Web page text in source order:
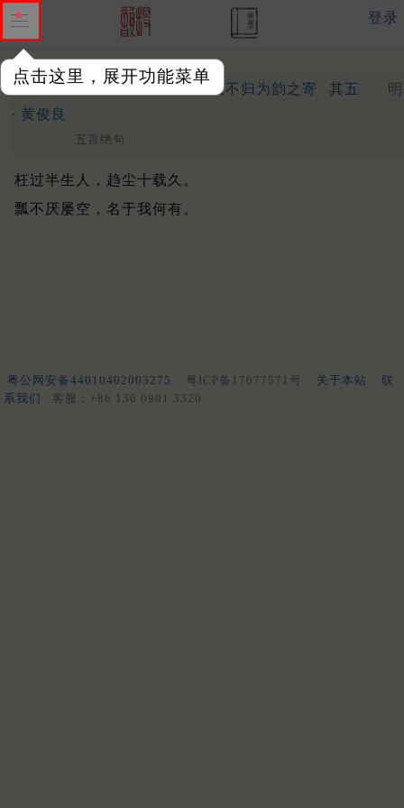
点击这里，展开功能菜单
登录
次金季珍和退溪月下长吟久不归为韵之寄 其五
明
· 黄俊良
五言绝句
枉过半生人，趋尘十载久。
瓢不厌屡空，名于我何有。
粤公网安备44010402003275 粤ICP备17077571号 关于本站
联
系我们
客服：+86 136 0901 3320